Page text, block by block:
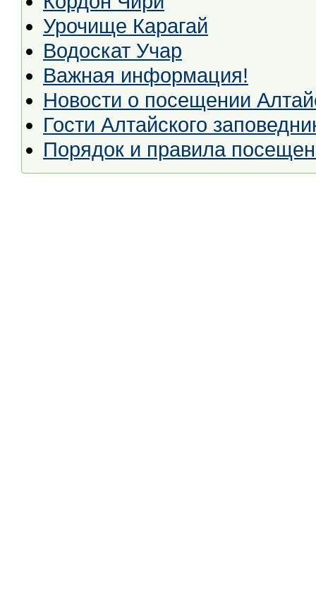
Урочище Карагай
Водоскат Учар
Важная информация!
Новости о посещении
Гости Алтайского
Порядок и правила